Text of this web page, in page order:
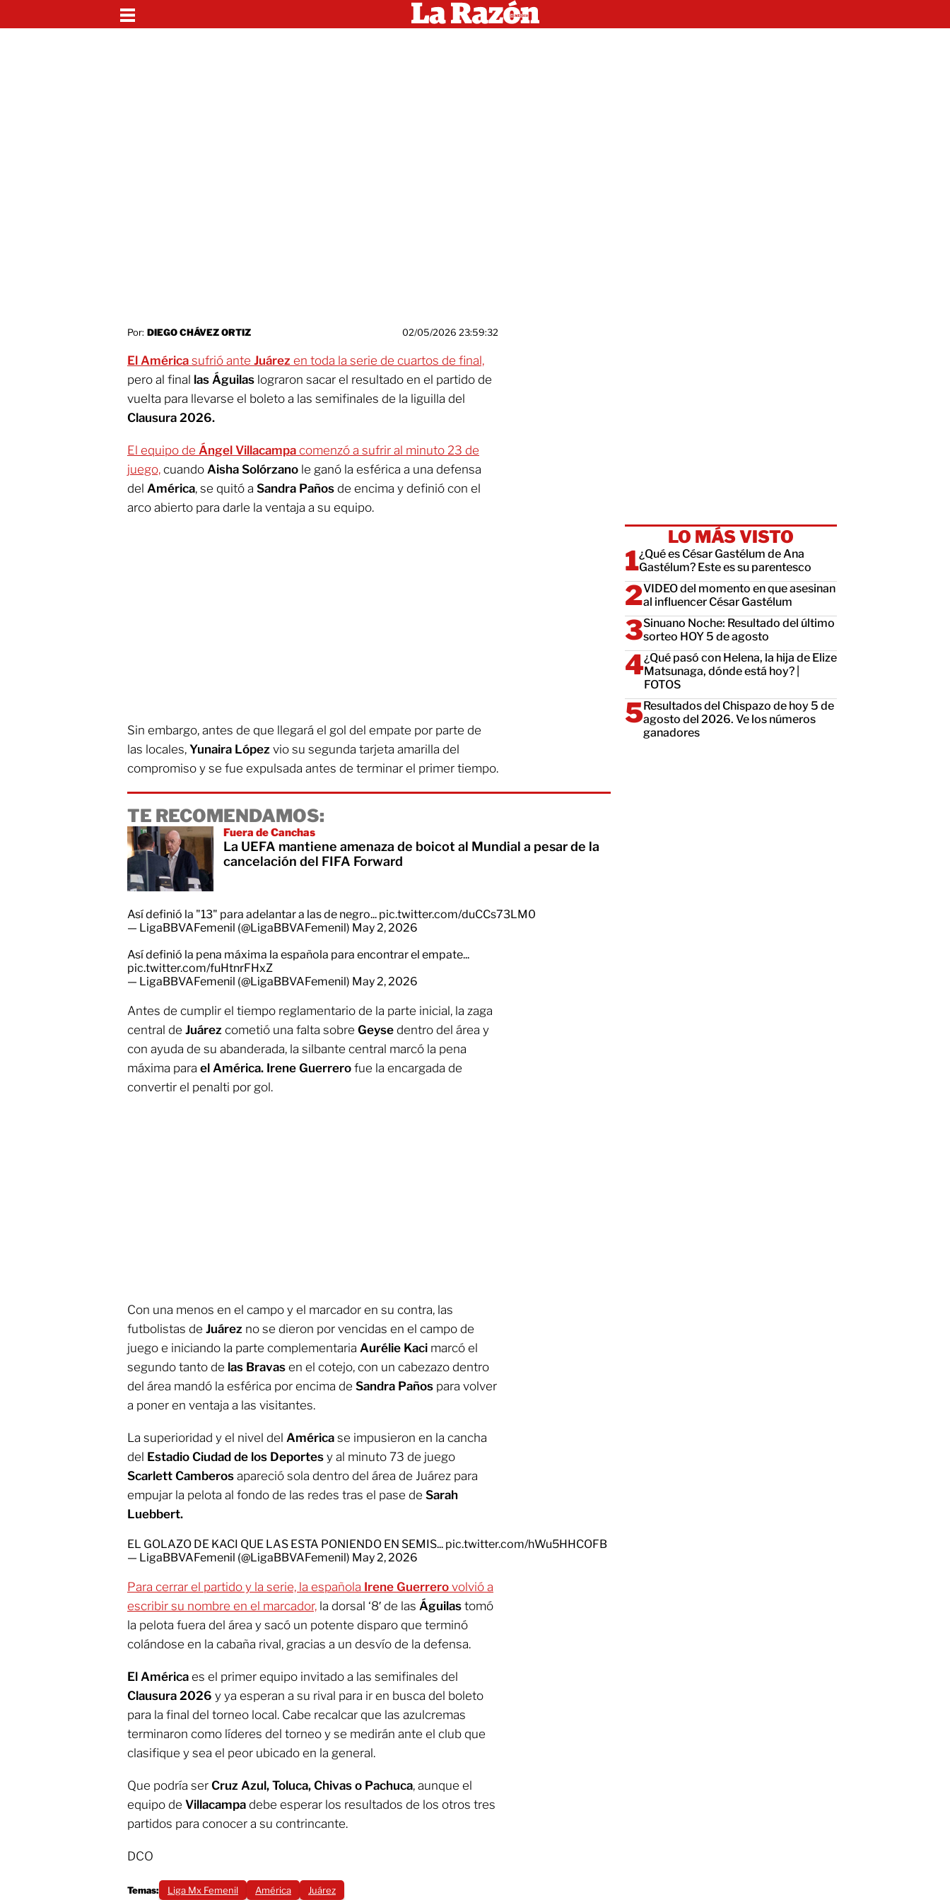
Por: DIEGO CHÁVEZ ORTIZ 02/05/2026 23:59:32
El América sufrió ante Juárez en toda la serie de cuartos de final,
pero al final las Águilas lograron sacar el resultado en el partido de
vuelta para llevarse el boleto a las semifinales de la liguilla del
Clausura 2026.
El equipo de Ángel Villacampa comenzó a sufrir al minuto 23 de
juego, cuando Aisha Solórzano le ganó la esférica a una defensa
del América, se quitó a Sandra Paños de encima y definió con el
arco abierto para darle la ventaja a su equipo.
Sin embargo, antes de que llegará el gol del empate por parte de
las locales, Yunaira López vio su segunda tarjeta amarilla del
compromiso y se fue expulsada antes de terminar el primer tiempo.
TE RECOMENDAMOS:
Fuera de Canchas
La UEFA mantiene amenaza de boicot al Mundial a pesar de la
cancelación del FIFA Forward
Así definió la "13" para adelantar a las de negro... pic.twitter.com/duCCs73LM0
— LigaBBVAFemenil (@LigaBBVAFemenil) May 2, 2026
Así definió la pena máxima la española para encontrar el empate...
pic.twitter.com/fuHtnrFHxZ
— LigaBBVAFemenil (@LigaBBVAFemenil) May 2, 2026
Antes de cumplir el tiempo reglamentario de la parte inicial, la zaga
central de Juárez cometió una falta sobre Geyse dentro del área y
con ayuda de su abanderada, la silbante central marcó la pena
máxima para el América. Irene Guerrero fue la encargada de
convertir el penalti por gol.
Con una menos en el campo y el marcador en su contra, las
futbolistas de Juárez no se dieron por vencidas en el campo de
juego e iniciando la parte complementaria Aurélie Kaci marcó el
segundo tanto de las Bravas en el cotejo, con un cabezazo dentro
del área mandó la esférica por encima de Sandra Paños para volver
a poner en ventaja a las visitantes.
La superioridad y el nivel del América se impusieron en la cancha
del Estadio Ciudad de los Deportes y al minuto 73 de juego
Scarlett Camberos apareció sola dentro del área de Juárez para
empujar la pelota al fondo de las redes tras el pase de Sarah
Luebbert.
EL GOLAZO DE KACI QUE LAS ESTA PONIENDO EN SEMIS... pic.twitter.com/hWu5HHCOFB
— LigaBBVAFemenil (@LigaBBVAFemenil) May 2, 2026
Para cerrar el partido y la serie, la española Irene Guerrero volvió a
escribir su nombre en el marcador, la dorsal ‘8′ de las Águilas tomó
la pelota fuera del área y sacó un potente disparo que terminó
colándose en la cabaña rival, gracias a un desvío de la defensa.
El América es el primer equipo invitado a las semifinales del
Clausura 2026 y ya esperan a su rival para ir en busca del boleto
para la final del torneo local. Cabe recalcar que las azulcremas
terminaron como líderes del torneo y se medirán ante el club que
clasifique y sea el peor ubicado en la general.
Que podría ser Cruz Azul, Toluca, Chivas o Pachuca, aunque el
equipo de Villacampa debe esperar los resultados de los otros tres
partidos para conocer a su contrincante.
DCO
Temas: Liga Mx Femenil América Juárez
LO MÁS VISTO
¿Qué es César Gastélum de Ana
Gastélum? Este es su parentesco
VIDEO del momento en que asesinan
al influencer César Gastélum
Sinuano Noche: Resultado del último
sorteo HOY 5 de agosto
¿Qué pasó con Helena, la hija de Elize
Matsunaga, dónde está hoy? |
FOTOS
Resultados del Chispazo de hoy 5 de
agosto del 2026. Ve los números
ganadores